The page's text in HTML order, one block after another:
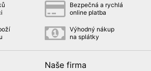
Bezpečná a rychlá
online platba
Výhodný nákup
na splátky
Naše firma